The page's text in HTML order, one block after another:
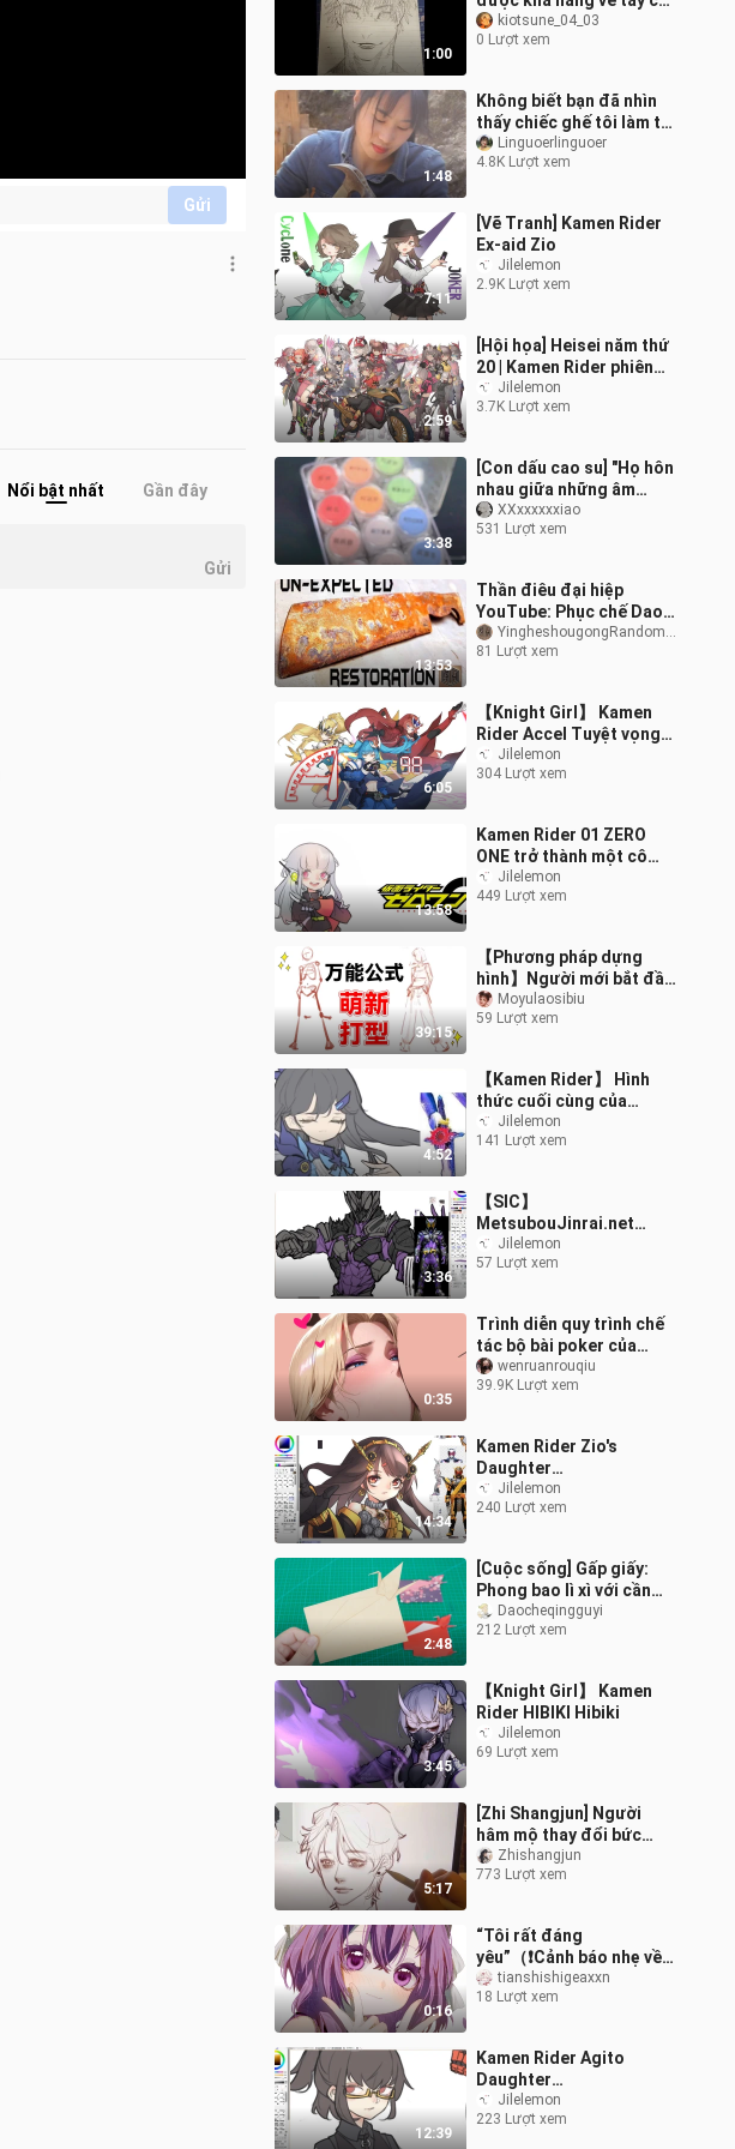
Gửi
1:00
jjxx thần đến nhường nào
kiotsune_04_03
0 Lượt xem
1:48
Không biết bạn đã nhìn
thấy chiếc ghế tôi làm từ
lâu chưa, nhưng tôi
không nghĩ nó sẽ tệ đâu.
Linguoerlinguoer
4.8K Lượt xem
7:11
[Vẽ Tranh] Kamen Rider
Ex-aid Zio
Jilelemon
2.9K Lượt xem
2:59
[Hội họa] Heisei năm thứ
20 | Kamen Rider phiên
bản nữ
Jilelemon
3.7K Lượt xem
3:38
[Con dấu cao su] "Họ hôn
nhau giữa những âm
thanh cảnh báo"
XXxxxxxxiao
531 Lượt xem
13:53
Thần điêu đại hiệp
YouTube: Phục chế Dao
Khắc Cổ!
YingheshougongRandomHands
81 Lượt xem
6:05
【Knight Girl】 Kamen
Rider Accel Tuyệt vọng
là cứu cánh của bạn! Rất
tốt!
Jilelemon
304 Lượt xem
13:58
Kamen Rider 01 ZERO
ONE trở thành một cô
gái! / 仮 面 ラ イ ー ゼ ロ
ワ ン
Jilelemon
449 Lượt xem
39:15
【Phương pháp dựng
hình】Người mới bắt đầu
nhất định phải dựng hình
theo cách này! Một tập
Moyulaosibiu
59 Lượt xem
4:52
【Kamen Rider】 Hình
thức cuối cùng của
Cross Sabre? Galaxy
Dragon?
Jilelemon
141 Lượt xem
3:36
【SIC】
MetsubouJinrai.net
Death Thunder
Jilelemon
57 Lượt xem
0:35
Trình diễn quy trình chế
tác bộ bài poker của
Bellomode
wenruanrouqiu
39.9K Lượt xem
14:34
Kamen Rider Zio's
Daughter
Transformation / Kamen
Rider Zi-O
Jilelemon
240 Lượt xem
2:48
[Cuộc sống] Gấp giấy:
Phong bao lì xì với cần
cẩu giấy
Daocheqingguyi
212 Lượt xem
3:45
【Knight Girl】 Kamen
Rider HIBIKI Hibiki
Jilelemon
69 Lượt xem
5:17
[Zhi Shangjun] Người
hâm mộ thay đổi bức
tranh! Bao gồm ánh sáng
và bóng tối và lông mi
Zhishangjun
773 Lượt xem
0:16
“Tôi rất đáng
yêu”（❗Cảnh báo nhẹ về
máu me）
tianshishigeaxxn
18 Lượt xem
12:39
Kamen Rider Agito
Daughter
Transformation / Kamen
Rider Agito
Jilelemon
223 Lượt xem
Nổi bật nhất Gần đây
Gửi